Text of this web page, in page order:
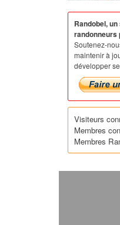
Randobel,
randonneurs
Soutenez-
maintenir à
développer
Visiteurs
Membres
Membres